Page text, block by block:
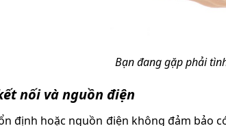
Bạn đang gặp phải
nối và nguồn điện
định hoặc nguồn điện không đảm bảo